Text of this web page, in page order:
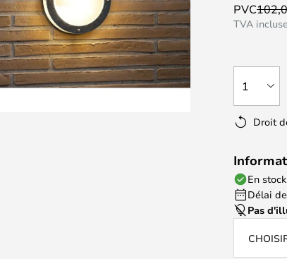
PVC
TVA incluse
1
Droit
En stock
Délai
Pas